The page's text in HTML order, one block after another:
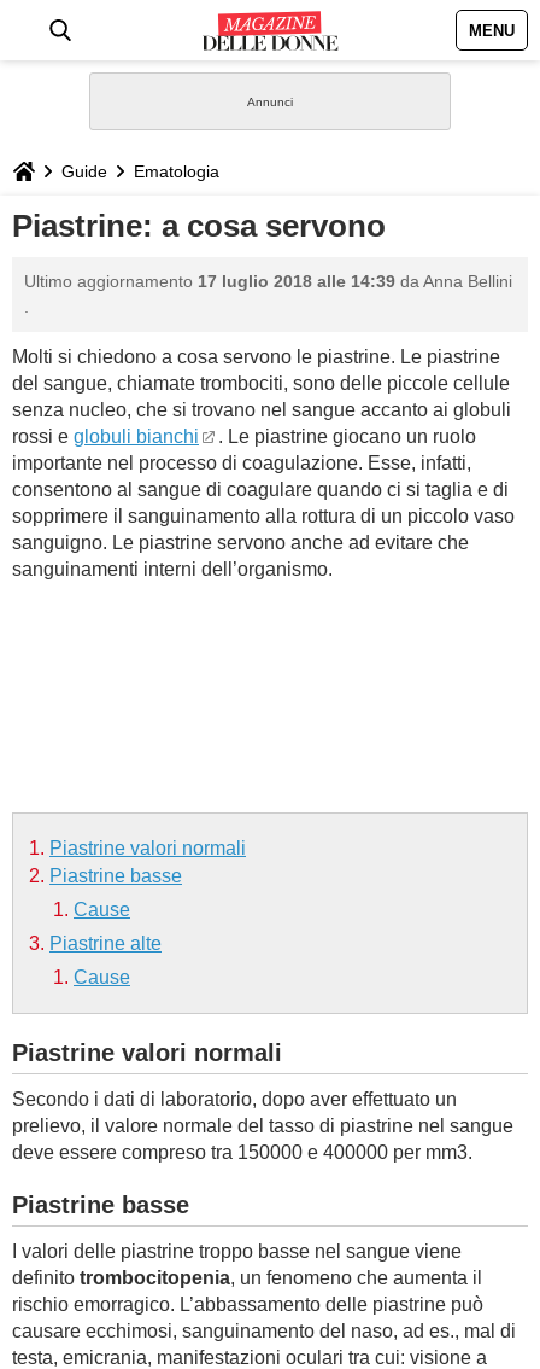
MENU
STILE
BIOGRAFIE
GASTRONOMIA
CAPELLI
SESSO
BAMBINO
Guide Ematologia
Piastrine: a cosa servono
Ultimo aggiornamento 17 luglio 2018 alle 14:39 da Anna Bellini
Molti si chiedono a cosa servono le piastrine. Le piastrine
del sangue, chiamate trombociti, sono delle piccole cellule
senza nucleo, che si trovano nel sangue accanto ai globuli
rossi e globuli bianchi
. Le piastrine giocano un ruolo
importante nel processo di coagulazione. Esse, infatti,
consentono al sangue di coagulare quando ci si taglia e di
sopprimere il sanguinamento alla rottura di un piccolo vaso
sanguigno. Le piastrine servono anche ad evitare che
sanguinamenti interni dell’organismo.
Piastrine valori normali
Piastrine basse
Cause
Piastrine alte
Cause
Piastrine valori normali
Secondo i dati di laboratorio, dopo aver effettuato un
prelievo, il valore normale del tasso di piastrine nel sangue
deve essere compreso tra 150000 e 400000 per mm3.
Piastrine basse
I valori delle piastrine troppo basse nel sangue viene
definito trombocitopenia, un fenomeno che aumenta il
rischio emorragico. L’abbassamento delle piastrine può
causare ecchimosi, sanguinamento del naso, ad es., mal di
testa, emicrania, manifestazioni oculari tra cui: visione a